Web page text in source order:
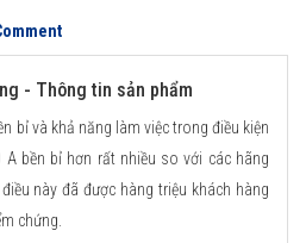
- Thông tin sản phẩm
bỉ và khả năng làm việc trong điều kiện
bền bỉ hơn rất nhiều so với các hãng
này đã được hàng triệu khách hàng
chứng.